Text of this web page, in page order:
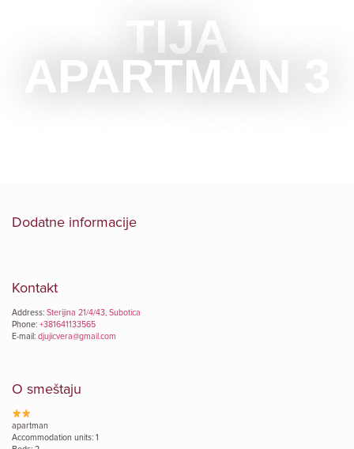
TIJA
APARTMAN 3
Dodatne informacije
Kontakt
Address: Sterijina 21/4/43, Subotica
Phone: +381641133565
E-mail: djujicvera@gmail.com
O smeštaju
apartman
Accommodation units: 1